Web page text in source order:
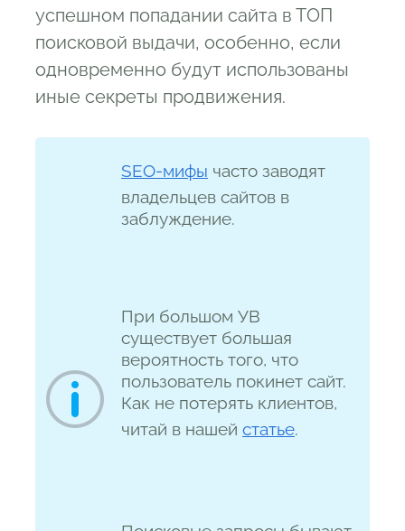
успешном попадании сайта в ТОП
поисковой выдачи, особенно, если
одновременно будут использованы
иные секреты продвижения.
SEO-мифы часто заводят
владельцев сайтов в
заблуждение.
При большом УВ
существует большая
вероятность того, что
пользователь покинет сайт.
Как не потерять клиентов,
читай в нашей статье.